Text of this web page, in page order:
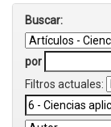
Buscar:
por
Filtros actuales: